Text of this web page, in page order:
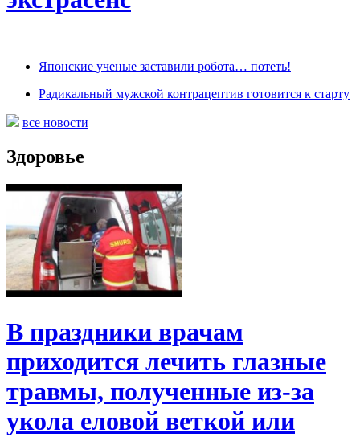
Японские ученые заставили робота… потеть!
Радикальный мужской контрацептив готовится к старту
все новости
Здоровье
В праздники врачам
приходится лечить глазные
травмы, полученные из-за
укола еловой веткой или